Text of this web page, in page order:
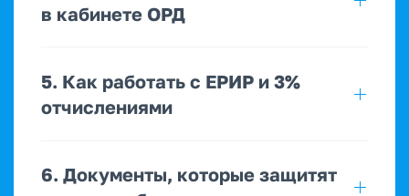
в кабинете ОРД
5. Как работать с ЕРИР и 3%
отчислениями
6. Документы, которые защитят